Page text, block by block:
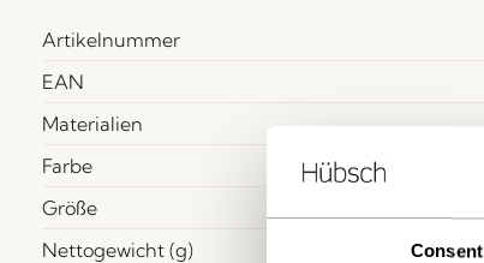
Consent
Artikelnummer
EAN
Materialien
Farbe
Größe
Nettogewicht (g)